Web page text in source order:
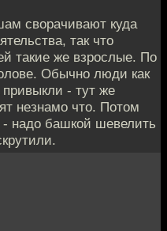
сворачивают куда
так что
такие же взрослые. По
Обычно люди как
привыкли - тут же
незнамо что. Потом
- надо башкой шевелить